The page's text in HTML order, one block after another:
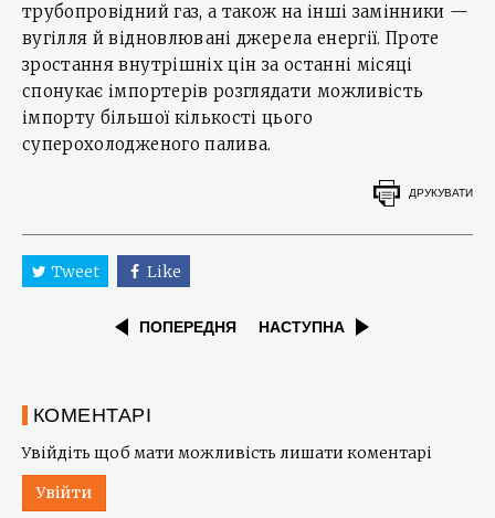
трубопровідний газ, а також на інші замінники —
вугілля й відновлювані джерела енергії. Проте
зростання внутрішніх цін за останні місяці
спонукає імпортерів розглядати можливість
імпорту більшої кількості цього
суперохолодженого палива.
ДРУКУВАТИ
Tweet Like
ПОПЕРЕДНЯ НАСТУПНА
КОМЕНТАРІ
Увійдіть щоб мати можливість лишати коментарі
Увійти